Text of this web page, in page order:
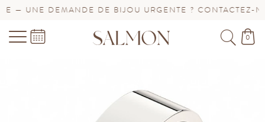
UNE DEMANDE DE BIJOU URGENTE ? CONTACTEZ-
0